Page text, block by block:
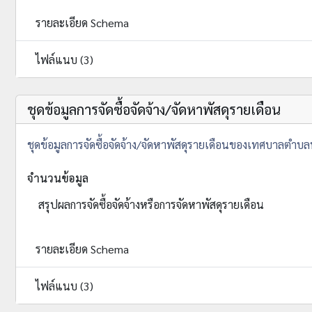
รายละเอียด Schema
ไฟล์แนบ (3)
ชุดข้อมูลการจัดซื้อจัดจ้าง/จัดหาพัสดุรายเดือน
ชุดข้อมูลการจัดซื้อจัดจ้าง/จัดหาพัสดุรายเดือนของเทศบาลตำ
จำนวนข้อมูล
สรุปผลการจัดซื้อจัดจ้างหรือการจัดหาพัสดุรายเดือน
รายละเอียด Schema
ไฟล์แนบ (3)